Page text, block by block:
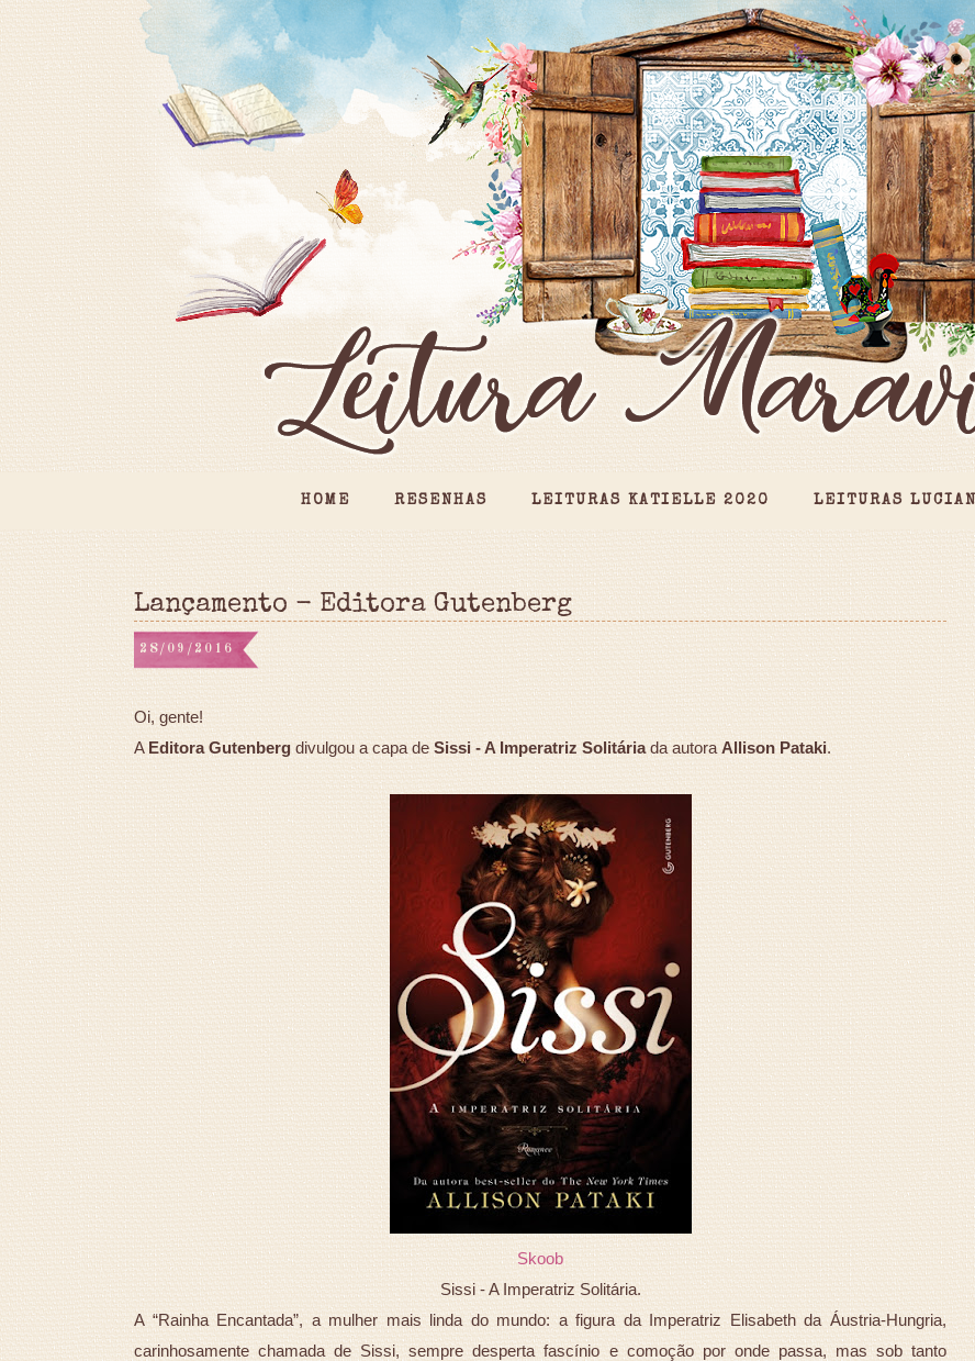
HOME RESENHAS LEITURAS KATIELLE 2020 LEITURAS
Lançamento - Editora Gutenberg
28/09/2016
Oi, gente!
A Editora Gutenbergdivulgou a capa de Sissi - A Imperatriz Solitáriada autora Allison Pataki.
Skoob
Sissi - A Imperatriz Solitária.
A “Rainha Encantada”, a mulher mais linda do mundo: a figura da Imperatriz Elisabeth da Áustria-Hungria,
carinhosamente chamada de Sissi, sempre desperta fascínio e comoção por onde passa, mas sob tanto